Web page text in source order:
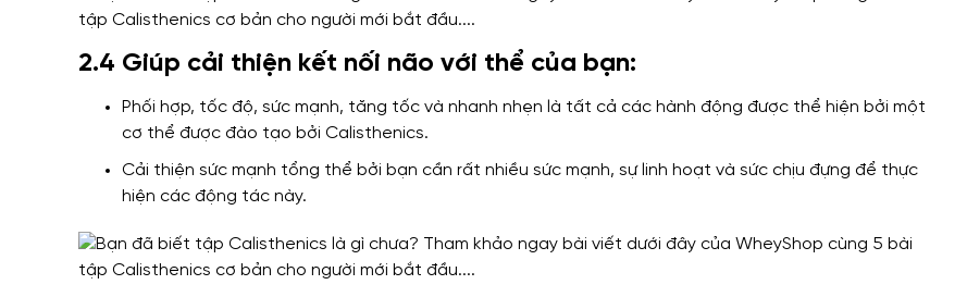
2.4 Giúp cải thiện kết nối não với thể của bạn:
Phối hợp, tốc độ, sức mạnh, tăng tốc và nhanh nhẹn là tất cả các hành động được thể hiện bởi một
cơ thể được đào tạo bởi Calisthenics.
Cải thiện sức mạnh tổng thể bởi bạn cần rất nhiều sức mạnh, sự linh hoạt và sức chịu đựng để thực
hiện các động tác này.